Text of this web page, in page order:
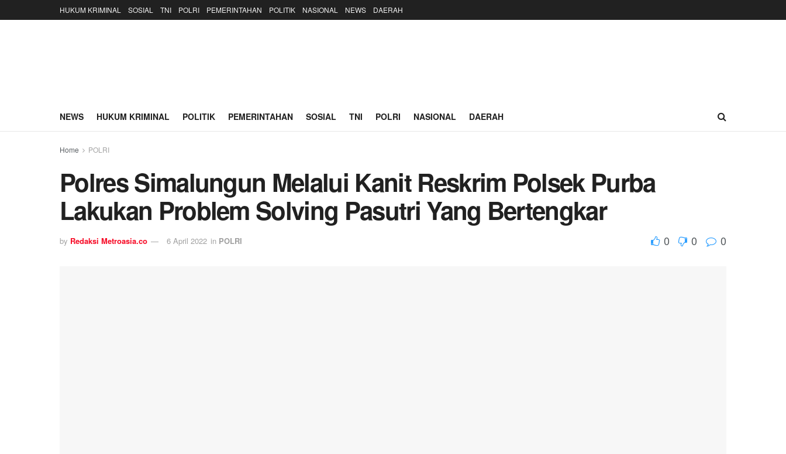
HUKUM KRIMINAL SOSIAL TNI POLRI PEMERINTAHAN POLITIK NASIONAL NEWS DAERAH
NEWS HUKUM KRIMINAL POLITIK PEMERINTAHAN SOSIAL TNI POLRI NASIONAL DAERAH
Home POLRI
Polres Simalungun Melalui Kanit Reskrim Polsek Purba
Lakukan Problem Solving Pasutri Yang Bertengkar
by Redaksi Metroasia.co 6 April 2022 in POLRI 0 0 0